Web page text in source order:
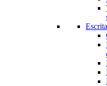
Escrita